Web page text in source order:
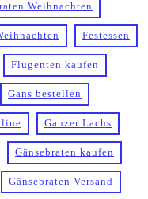
Weihnachten
Festessen
Flugenten kaufen
Gans bestellen
Ganzer Lachs
Gänsebraten kaufen
Gänsebraten Versand